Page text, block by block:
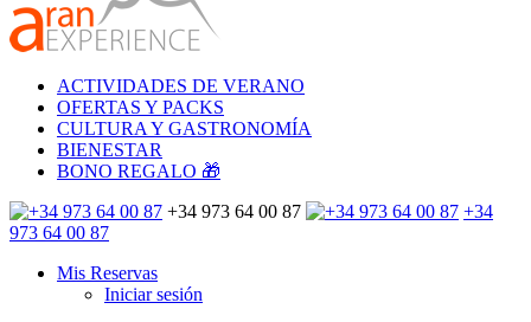
ACTIVIDADES DE VERANO
OFERTAS Y PACKS
CULTURA Y GASTRONOMÍA
BIENESTAR
BONO REGALO 🎁
+34 973 64 00 87
+34
973 64 00 87
Mis Reservas
Iniciar sesión